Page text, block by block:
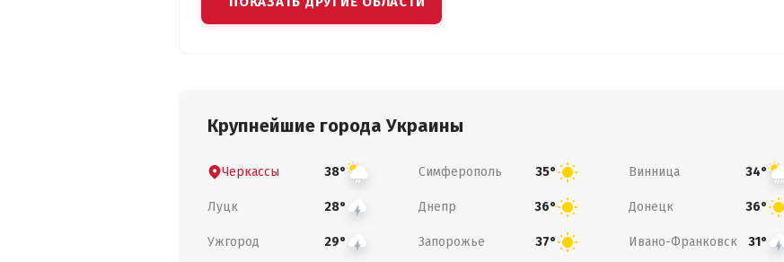
Крупнейшие города Украины
Черкассы 38° Симферополь 35° Винница 34°
Луцк 28° Днепр 36° Донецк 36°
Ужгород 29° Запорожье 37° Ивано-Франковск 31°